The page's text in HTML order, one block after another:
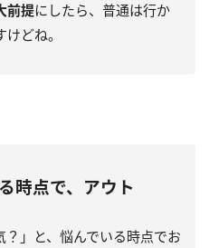
前提にしたら、普通は行か
どね。
時点で、アウト
？」と、悩んでいる時点でお